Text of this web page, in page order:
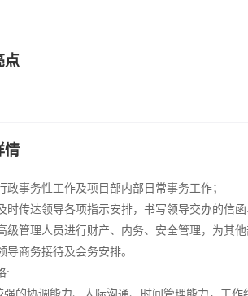
点
情
政事务性工作及项目部内部日常事务工作；
时传达领导各项指示安排，书写领导交办的信函
级管理人员进行财产、内务、安全管理，为其
导商务接待及会务安排。
: